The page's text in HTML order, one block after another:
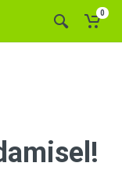
0